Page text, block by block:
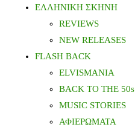
ΕΛΛΗΝΙΚΗ ΣΚΗΝΗ
REVIEWS
NEW RELEASES
FLASH BACK
ELVISMANIA
BACK TO THE 50s
MUSIC STORIES
ΑΦΙΕΡΩΜΑΤΑ